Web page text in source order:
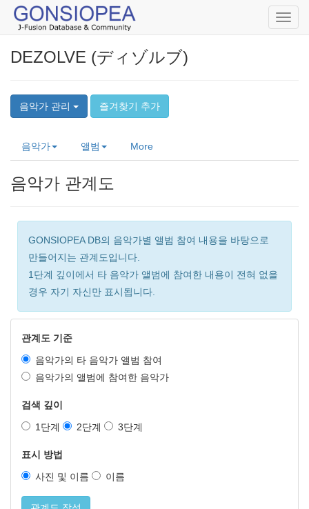
DEZOLVE (ディゾルブ)
음악가 관리 즐겨찾기 추가
음악가 앨범 More
음악가 관계도
GONSIOPEA DB의 음악가별 앨범 참여 내용을 바탕으로
만들어지는 관계도입니다.
1단계 깊이에서 타 음악가 앨범에 참여한 내용이 전혀 없을
경우 자기 자신만 표시됩니다.
관계도 기준
음악가의 타 음악가 앨범 참여
음악가의 앨범에 참여한 음악가
검색 깊이
1단계
2단계 3단계
표시 방법
사진 및 이름
이름